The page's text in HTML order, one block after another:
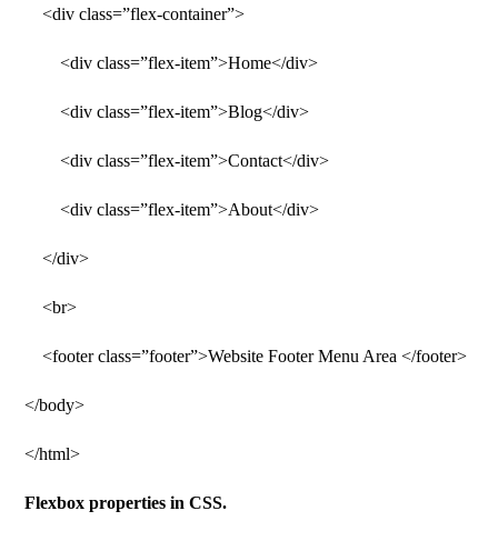
<div class=”flex-container”>
<div class=”flex-item”>Home</div>
<div class=”flex-item”>Blog</div>
<div class=”flex-item”>Contact</div>
<div class=”flex-item”>About</div>
</div>
<br>
<footer class=”footer”>Website Footer Menu Area </footer>
</body>
</html>
Flexbox properties in CSS.